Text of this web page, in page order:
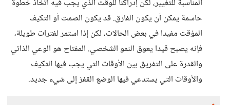
المناسبة للتغيير، لكن إدراكنا للوقت الذي يجب فيه اتخاذ خطوة
حاسمة يمكن أن يكون الفارق. قد يكون الصمت أو التكيف
المؤقت مفيدا في بعض الحالات، لكن إذا استمر لفترات طويلة،
فإنه يصبح قيدا يعوق النمو الشخصي. المفتاح هو الوعي الذاتي
والقدرة على التفريق بين الأوقات التي يجب فيها التكيف
والأوقات التي يستدعي فيها الوضع القفز إلى شيء جديد.